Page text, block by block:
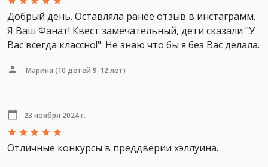
Добрый день. Оставляла ранее отзыв в инстаграмм.
Я Ваш Фанат! Квест замечательный, дети сказали "У
Вас всегда классно!". Не знаю что бы я без Вас делала.
Марина (10 детей 9-12 лет)
23 ноября 2024 г.
Отличные конкурсы в преддверии хэллуина.